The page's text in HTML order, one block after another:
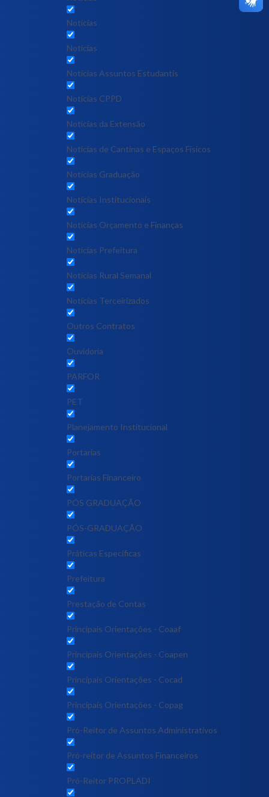
Notícias
Notícias
Notícias Assuntos Estudantis
Notícias CPPD
Notícias da Extensão
Notícias de Cantinas e Espaços Físicos
Notícias Graduação
Notícias Institucionais
Notícias Orçamento e Finanças
Notícias Prefeitura
Notícias Rural Semanal
Notícias Terceirizados
Outros Contratos
Ouvidoria
PARFOR
PET
Planejamento Institucional
Portarias
Portarias Financeiro
PÓS GRADUAÇÃO
PÓS-GRADUAÇÃO
Práticas Específicas
Prefeitura
Prestação de Contas
Principais Orientações - Coaaf
Principais Orientações - Coapen
Principais Orientações - Cocad
Principais Orientações - Copag
Pró-Reitor de Assuntos Administrativos
Pró-reitor de Assuntos Financeiros
Pró-Reitor PROPLADI